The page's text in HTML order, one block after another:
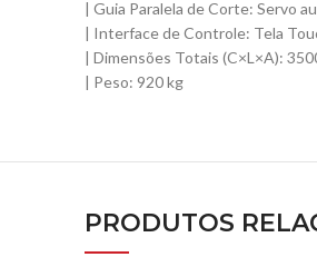
| Guia Paralela de Corte: Servo
| Interface de Controle: Tela
| Dimensões Totais (C×L×A):
| Peso: 920 kg
PRODUTOS